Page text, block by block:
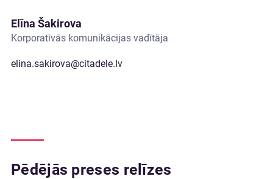
Elīna Šakirova
Korporatīvās komunikācijas vadītāja
elina.sakirova@citadele.lv
Pēdējās preses relīzes